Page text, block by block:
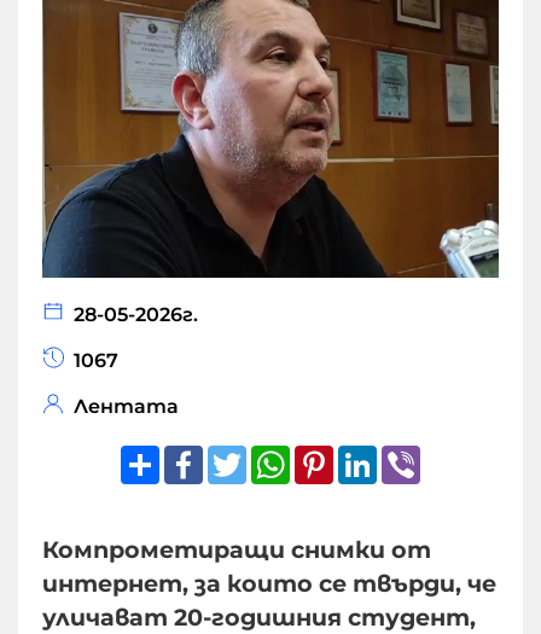
28-05-2026г.
1067
Лентата
ShareFacebook
TwitterWhatsApp
Pinterest
LinkedIn
Компрометиращи снимки от
интернет, за които се твърди, че
уличават 20-годишния студент,